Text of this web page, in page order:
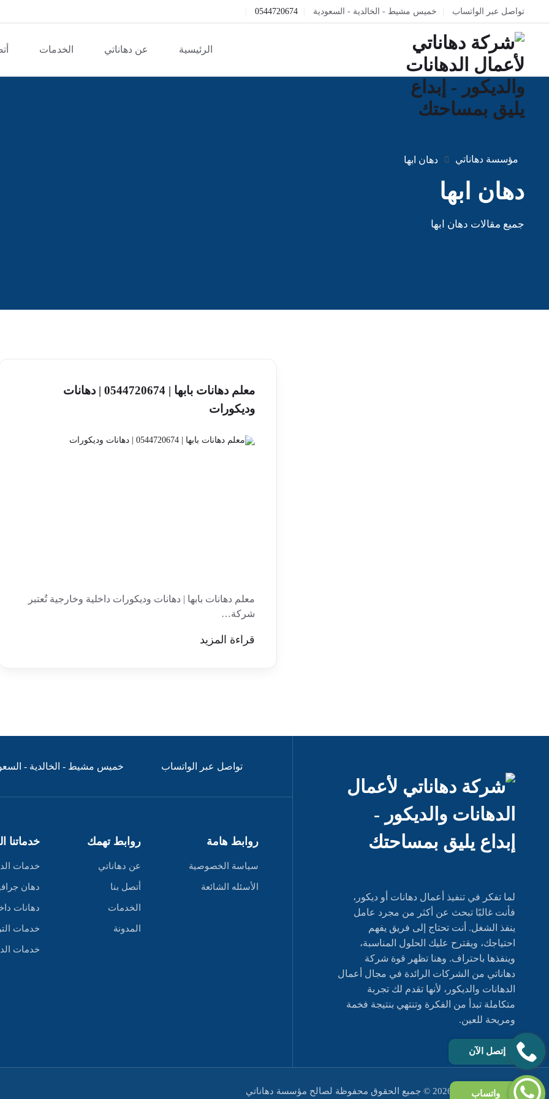
تواصل عبر الواتساب خميس مشيط - الخالدية - السعودية 0544720674
الرئيسية عن دهاناتي الخدمات
مؤسسة دهاناتي دهان ابها
دهان ابها
جميع مقالات دهان ابها
معلم دهانات بابها | 0544720674 | دهانات
وديكورات
معلم دهانات بابها | دهانات وديكورات داخلية وخارجية تُعتبر
شركة…
قراءة المزيد
لما تفكر في تنفيذ أعمال دهانات أو ديكور،
فأنت غالبًا تبحث عن أكثر من مجرد عامل
ينفذ الشغل. أنت تحتاج إلى فريق يفهم
احتياجك، ويقترح عليك الحلول المناسبة،
وينفذها باحتراف. وهنا تظهر قوة شركة
دهاناتي من الشركات الرائدة في مجال أعمال
الدهانات والديكور، لأنها تقدم لك تجربة
متكاملة تبدأ من الفكرة وتنتهي بنتيجة فخمة
ومريحة للعين.
تواصل عبر الواتساب خميس مشيط - الخالدية -
روابط هامة
سياسة الخصوصية
الأسئله الشائعة
روابط تهمك
عن دهاناتي
أتصل بنا
الخدمات
المدونة
خدماتنا
خدمات
دهان
دهانات
خدمات
خدمات
مثل حقوق النشر 2026 © جميع الحقوق محفوظة لصالح مؤسسة دهاناتي
إتصل الآن
واتساب